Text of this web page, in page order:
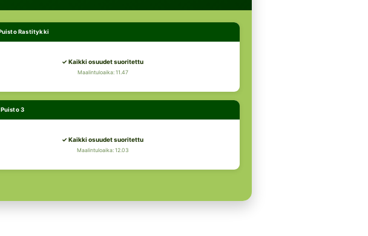
Rastitykki
✓ Kaikki osuudet suoritettu
Maalintuloaika: 11.47
Puisto 3
✓ Kaikki osuudet suoritettu
Maalintuloaika: 12.03